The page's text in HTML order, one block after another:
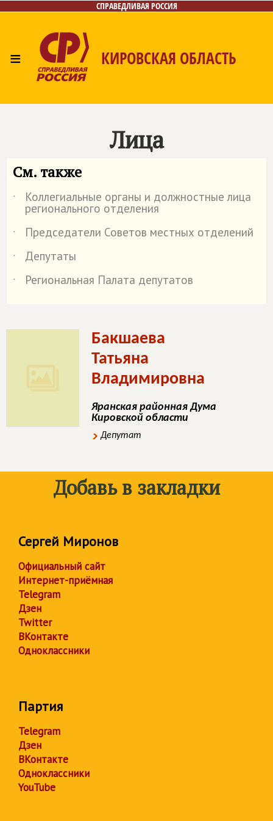
СПРАВЕДЛИВАЯ РОССИЯ
≡ КИРОВСКАЯ ОБЛАСТЬ
Контакты
Лица
См. также
˙ Коллегиальные органы и должностные лица
регионального отделения
˙
Председатели Советов местных отделений
˙
Депутаты
˙
Региональная Палата депутатов
Бакшаева
Татьяна
Владимировна
Яранская районная Дума
Кировской области
Депутат
Добавь в закладки
Сергей Миронов
Официальный сайт
Интернет-приёмная
Telegram
Дзен
Twitter
ВКонтакте
Одноклассники
Партия
Telegram
Дзен
ВКонтакте
Одноклассники
YouTube